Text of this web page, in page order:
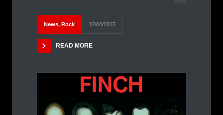
News, Rock 12/04/2015
READ MORE